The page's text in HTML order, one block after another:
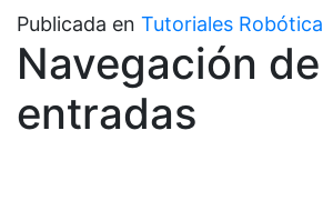
Publicada en Tutoriales Robótica
Navegación de
entradas